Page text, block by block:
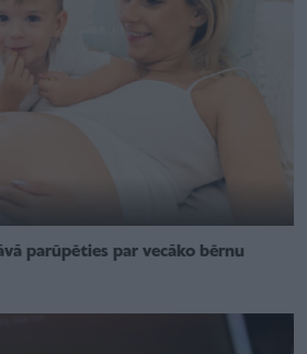
parūpēties par vecāko bērnu